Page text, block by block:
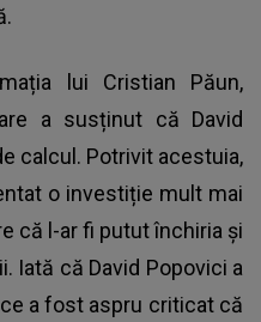
lui Cristian Păun,
a susținut că David
calcul. Potrivit acestuia,
o investiție mult mai
că l-ar fi putut închiria și
Iată că David Popovici a
a fost aspru criticat că